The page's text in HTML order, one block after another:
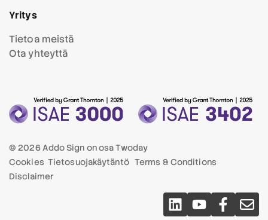
Yritys
Tietoa meistä
Ota yhteyttä
© 2026 Addo Sign on osaTwoday
Cookies Tietosuojakäytäntö Terms & Conditions
Disclaimer